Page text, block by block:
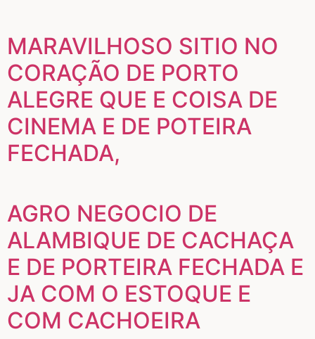
MARAVILHOSO SITIO NO
CORAÇÃO DE PORTO
ALEGRE QUE E COISA DE
CINEMA E DE POTEIRA
FECHADA,
AGRO NEGOCIO DE
ALAMBIQUE DE CACHAÇA
E DE PORTEIRA FECHADA E
JA COM O ESTOQUE E
COM CACHOEIRA